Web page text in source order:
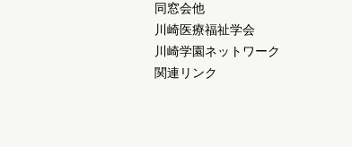
同窓会他
川崎医療福祉学会
川崎学園ネットワーク
関連リンク